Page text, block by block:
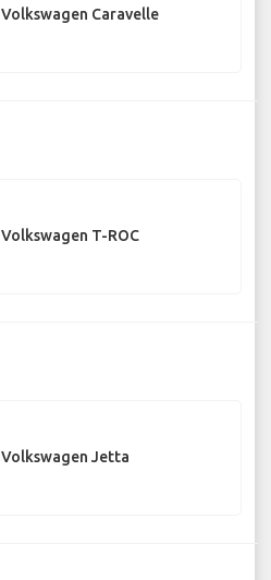
Volkswagen Caravelle
Volkswagen T-ROC
Volkswagen Jetta